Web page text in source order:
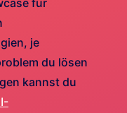
für
je
du lösen
kannst du